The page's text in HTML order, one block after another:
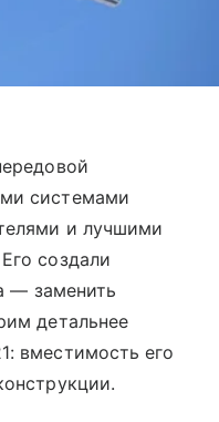
системами
и лучшими
создали
— заменить
детальнее
вместимость его